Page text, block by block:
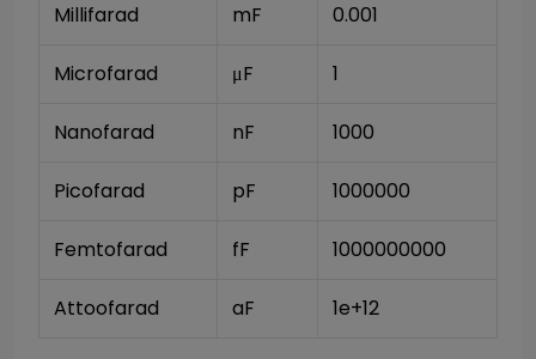
Millifarad mF 0.001
Microfarad μF 1
Nanofarad nF 1000
Picofarad pF 1000000
Femtofarad fF 1000000000
Attoofarad aF 1e+12